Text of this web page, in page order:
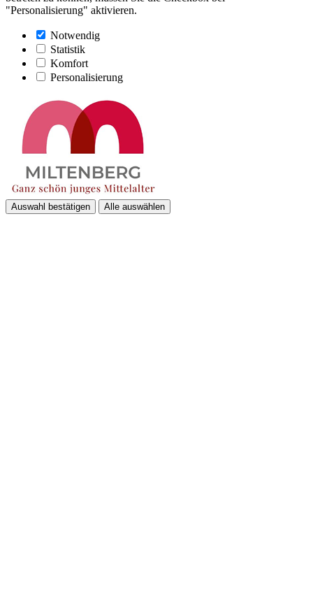
"Personalisierung" aktivieren.
Notwendig
Statistik
Komfort
Personalisierung
Auswahl bestätigen Alle auswählen